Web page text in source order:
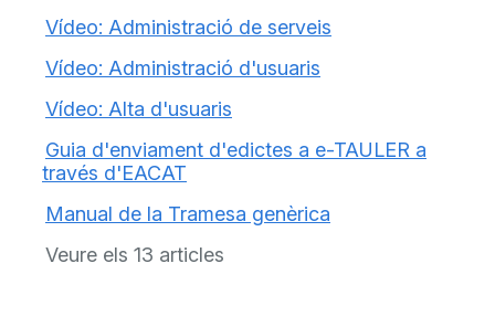
Vídeo: Administració de serveis
Vídeo: Administració d'usuaris
Vídeo: Alta d'usuaris
Guia d'enviament d'edictes a e-TAULER a
través d'EACAT
Manual de la Tramesa genèrica
Veure els 13 articles